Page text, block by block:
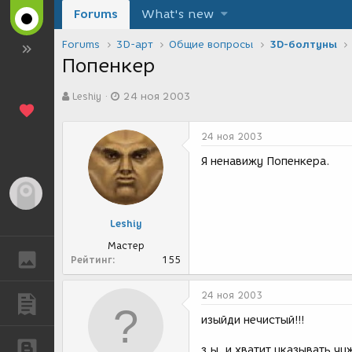
ГАЛЕРЕЯ
Forums What's new
Forums 3D-арт Общие вопросы 3D-болтуны
Попенкер
в
Leshiy
а
а
с
о
з
д
а
и
я
24 ноя 2003
Leshiy
Мастер
Рейтинг
155
24 ноя 2003
Я ненавижу Попенкера.
24 ноя 2003
изыйди нечистый!!!